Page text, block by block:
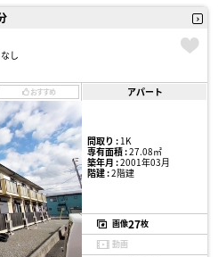
し
おすすめ アパート
間取り :1K
専有面積 :27.08㎡
築年月 :2001年03月
階建 :2階建
画像27枚
動画